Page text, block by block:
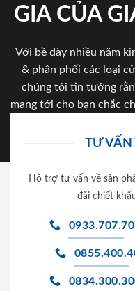
GIA CỦA
Với bề dày nhiều năm
& phân phối các loại
chúng tôi tin tưởng
mang tới cho bạn chắc
TƯ VẤN
Hỗ trợ tư vấn về sản
đãi chiết